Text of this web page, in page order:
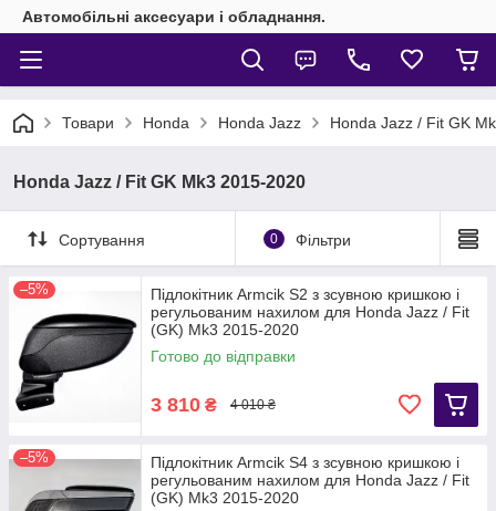
Автомобільні аксесуари і обладнання.
Товари Honda Honda Jazz Honda Jazz / Fit GK
Honda Jazz / Fit GK Mk3 2015-2020
Сортування 0 Фільтри
–5%
Підлокітник Armcik S2 з зсувною кришкою і
регульованим нахилом для Honda Jazz / Fit
(GK) Mk3 2015-2020
Готово до відправки
3 810 ₴ 4 010 ₴
–5%
Підлокітник Armcik S4 з зсувною кришкою і
регульованим нахилом для Honda Jazz / Fit
(GK) Mk3 2015-2020